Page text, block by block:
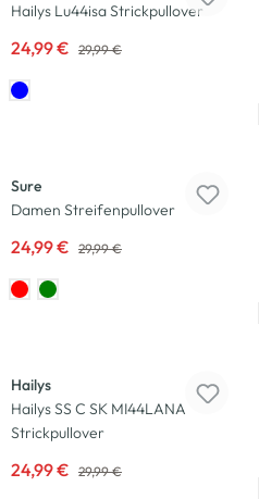
Hailys Lu44isa Strickpullover
24,99 € 29,99 €
Sure
Damen Streifenpullover
24,99 € 29,99 €
Hailys
Hailys SS C SK MI44LANA
Strickpullover
24,99 € 29,99 €